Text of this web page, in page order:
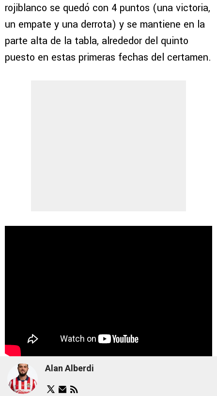
rojiblanco se quedó con 4 puntos (una victoria,
un empate y una derrota) y se mantiene en la
parte alta de la tabla, alrededor del quinto
puesto en estas primeras fechas del certamen.
Alan Alberdi